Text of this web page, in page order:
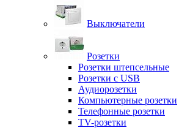
Выключатели
Розетки
Розетки штепсельные
Розетки с USB
Аудиорозетки
Компьютерные розетки
Телефонные розетки
TV-розетки